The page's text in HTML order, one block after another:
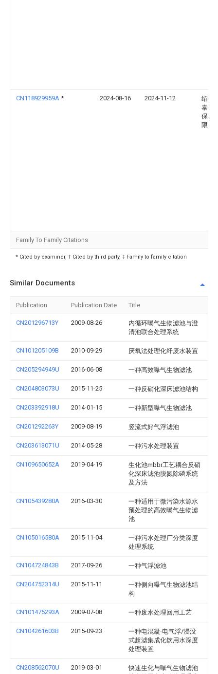
CN118929959A * 2024-08-16 2024-11-12
绍兴
泰节
保科
限公
Family To Family Citations
* Cited by examiner, † Cited by third party, ‡ Family to family citation
Similar Documents
Publication Publication Date Title
CN201296713Y 2009-08-26
内循环曝气生物滤池与澄
清池联合处理系统
CN101205109B 2010-09-29 厌氧法处理化纤废水装置
CN205294949U 2016-06-08 一种高效曝气生物滤池
CN204803073U 2015-11-25 一种反硝化深床滤池结构
CN203392918U 2014-01-15 一种新型曝气生物滤池
CN201292263Y 2009-08-19 竖流式好气浮滤池
CN203613071U 2014-05-28 一种污水处理装置
CN109650652A 2019-04-19
生化池mbbr工艺耦合反硝
化深床滤池脱氮除磷系统
及方法
CN105439280A 2016-03-30
一种适用于微污染水源水
预处理的高效曝气生物滤
池
CN105016580A 2015-11-04
一种污水处理厂分类深度
处理系统
CN104724843B 2017-09-26 一种气浮滤池
CN204752314U 2015-11-11
一种侧向曝气生物滤池结
构
CN101475293A 2009-07-08 一种废水处理回用工艺
CN104261603B 2015-09-23
一种电混凝-电气浮/浸没
式超滤集成化饮用水深度
处理装置
CN208562070U 2019-03-01
快速生化与曝气生物滤池